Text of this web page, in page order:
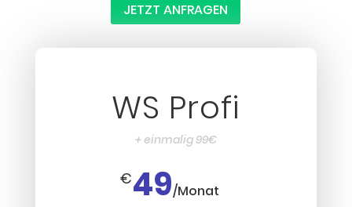
JETZT ANFRAGEN
WS Profi
+ einmalig 99€
€49/Monat